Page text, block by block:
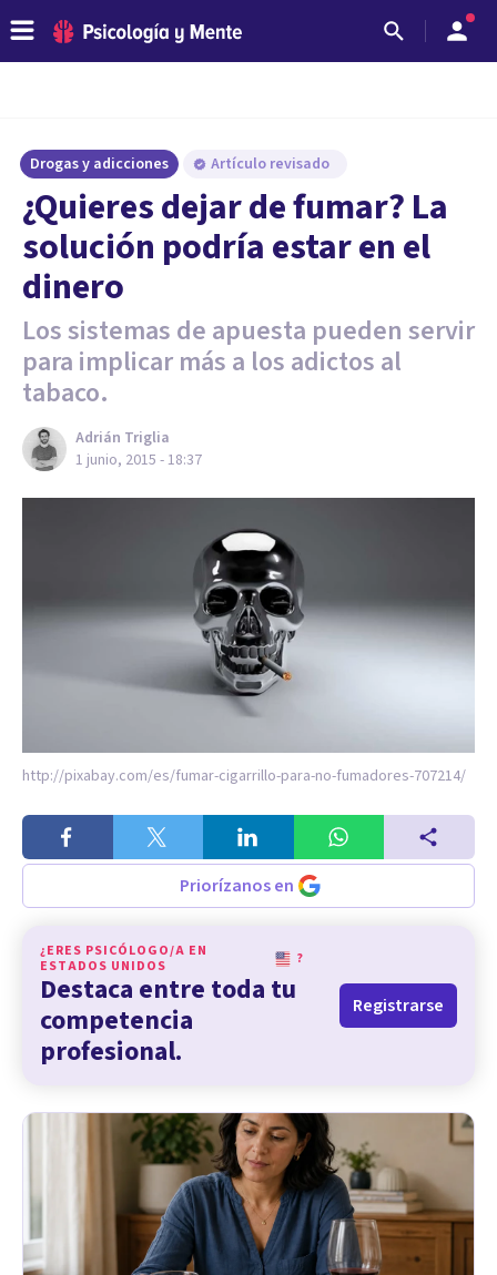
Drogas y adicciones Artículo revisado
¿Quieres dejar de fumar? La
solución podría estar en el
dinero
Los sistemas de apuesta pueden servir
para implicar más a los adictos al
tabaco.
Adrián Triglia
1 junio, 2015 - 18:37
http://pixabay.com/es/fumar-cigarrillo-para-no-fumadores-707214/
Priorízanos en
¿ERES PSICÓLOGO/A EN
ESTADOS UNIDOS
?
Destaca entre toda tu
competencia
profesional.
Registrarse